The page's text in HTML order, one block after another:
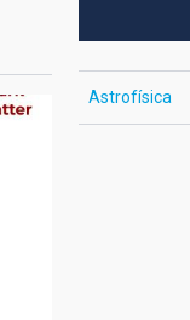
Astrofísica